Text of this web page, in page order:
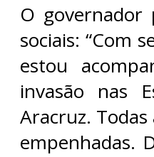
O governador
sociais: “Com
estou
invasão nas
Aracruz.
empenhadas.